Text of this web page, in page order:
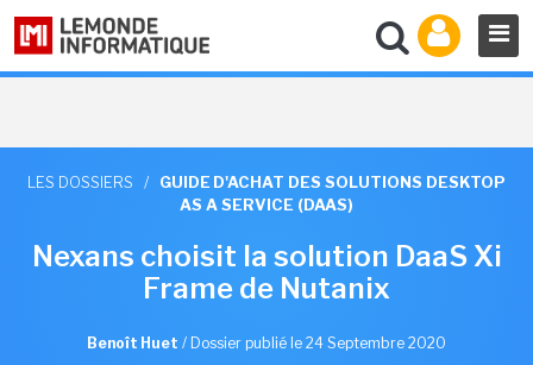
LES DOSSIERS /
GUIDE D'ACHAT DES SOLUTIONS DESKTOP
AS A SERVICE (DAAS)
Nexans choisit la solution DaaS Xi
Frame de Nutanix
Benoît Huet / Dossier publié le 24 Septembre 2020